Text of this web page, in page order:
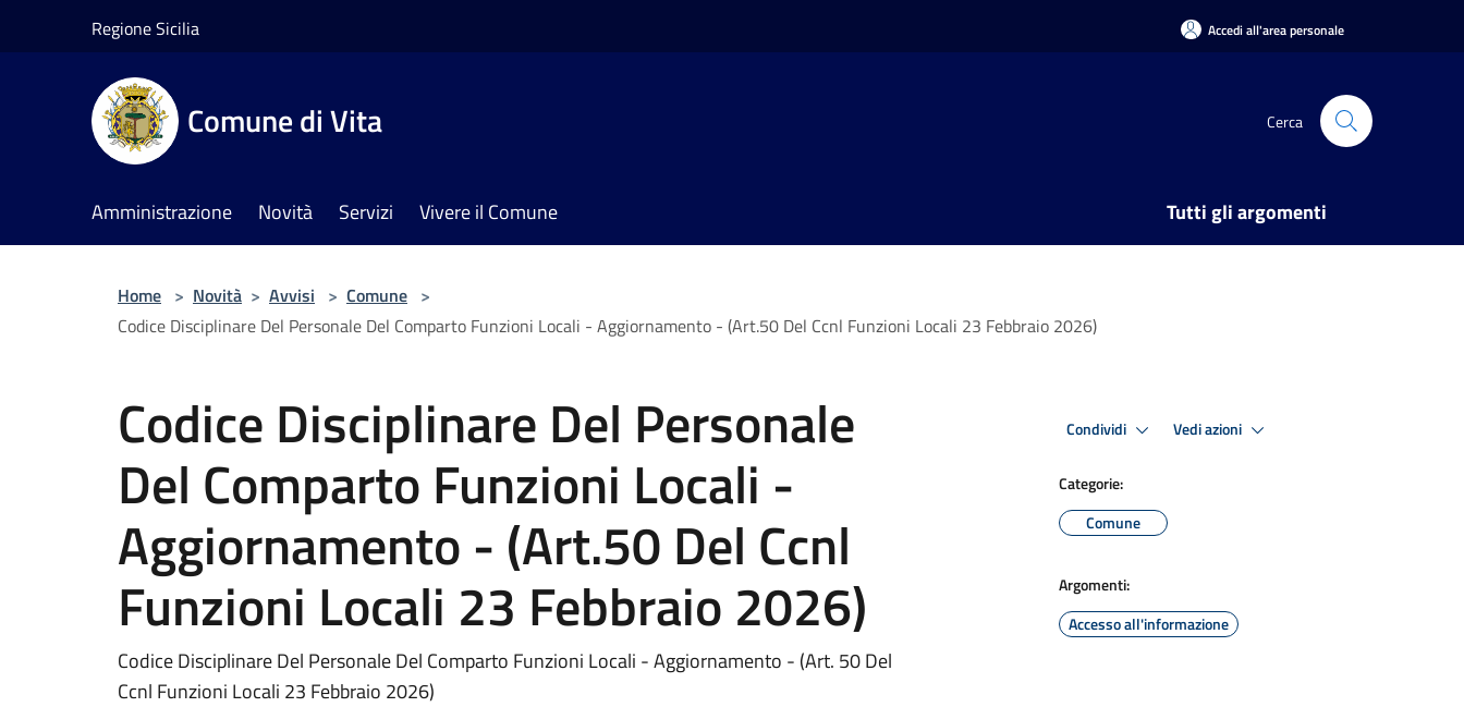
Regione Sicilia Accedi all'area personale
Comune di Vita Cerca
Amministrazione Novità Servizi Vivere il Comune Tutti gli argomenti
Home > Novità > Avvisi > Comune >
Codice Disciplinare Del Personale Del Comparto Funzioni Locali - Aggiornamento - (Art.50 Del Ccnl Funzioni Locali 23 Febbraio 2026)
Codice Disciplinare Del Personale
Del Comparto Funzioni Locali -
Aggiornamento - (Art.50 Del Ccnl
Funzioni Locali 23 Febbraio 2026)
Codice Disciplinare Del Personale Del Comparto Funzioni Locali - Aggiornamento - (Art. 50 Del
Ccnl Funzioni Locali 23 Febbraio 2026)
Condividi Vedi azioni
Categorie:
Comune
Argomenti:
Accesso all'informazione